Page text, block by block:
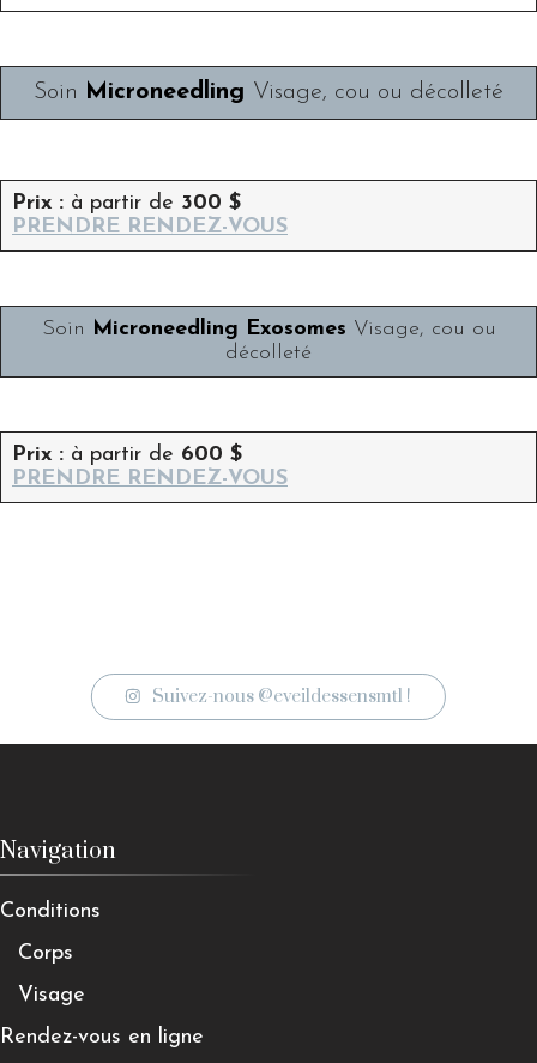
Soin Microneedling Visage, cou ou décolleté
Prix : à partir de 300 $
PRENDRE RENDEZ-VOUS
Soin Microneedling Exosomes Visage, cou ou
décolleté
Prix : à partir de 600 $
PRENDRE RENDEZ-VOUS
Suivez-nous @eveildessensmtl !
Navigation
Conditions
Corps
Visage
Rendez-vous en ligne